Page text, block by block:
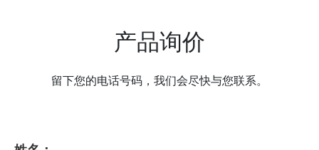
产品询价
留下您的电话号码，我们会尽快与您联系。